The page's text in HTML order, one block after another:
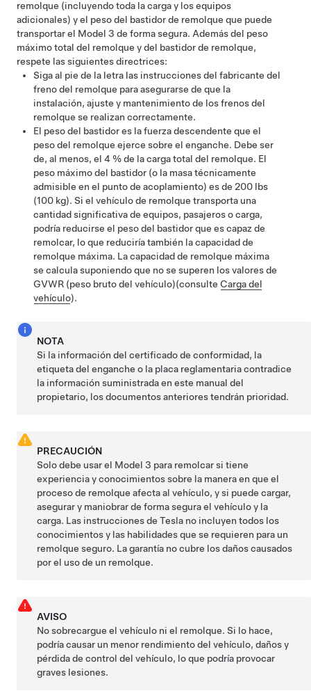
remolque (incluyendo toda la carga y los equipos
adicionales) y el peso del bastidor de remolque que puede
transportar el Model 3 de forma segura. Además del peso
máximo total del remolque y del bastidor de remolque,
respete las siguientes directrices:
Siga al pie de la letra las instrucciones del fabricante del
freno del remolque para asegurarse de que la
instalación, ajuste y mantenimiento de los frenos del
remolque se realizan correctamente.
El peso del bastidor es la fuerza descendente que el
peso del remolque ejerce sobre el enganche. Debe ser
de, al menos, el 4 % de la carga total del remolque. El
peso máximo del bastidor (o la masa técnicamente
admisible en el punto de acoplamiento) es de 200 lbs
(100 kg). Si el vehículo de remolque transporta una
cantidad significativa de equipos, pasajeros o carga,
podría reducirse el peso del bastidor que es capaz de
remolcar, lo que reduciría también la capacidad de
remolque máxima. La capacidad de remolque máxima
se calcula suponiendo que no se superen los valores de
GVWR (peso bruto del vehículo)(consulte Carga del
vehículo).
NOTA
Si la información del certificado de conformidad, la
etiqueta del enganche o la placa reglamentaria contradice
la información suministrada en este manual del
propietario, los documentos anteriores tendrán prioridad.
PRECAUCIÓN
Solo debe usar el Model 3 para remolcar si tiene
experiencia y conocimientos sobre la manera en que el
proceso de remolque afecta al vehículo, y si puede cargar,
asegurar y maniobrar de forma segura el vehículo y la
carga. Las instrucciones de Tesla no incluyen todos los
conocimientos y las habilidades que se requieren para un
remolque seguro. La garantía no cubre los daños causados
por el uso de un remolque.
AVISO
No sobrecargue el vehículo ni el remolque. Si lo hace,
podría causar un menor rendimiento del vehículo, daños y
pérdida de control del vehículo, lo que podría provocar
graves lesiones.